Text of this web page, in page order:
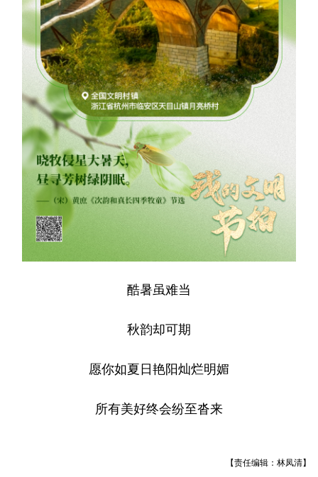
酷暑虽难当
秋韵却可期
愿你如夏日艳阳灿烂明媚
所有美好终会纷至沓来
【责任编辑：林凤清】